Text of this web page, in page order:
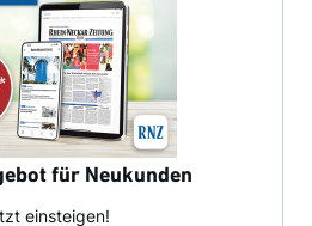
für Neukunden
einsteigen!